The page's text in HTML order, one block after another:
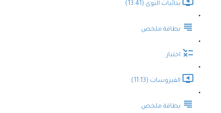
بدائيات النوى (13:41)
بطاقة ملخص
اختبار
الفيروسات (11:13)
بطاقة ملخص